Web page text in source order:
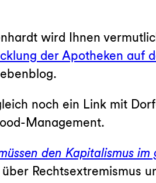
wird Ihnen
der Apotheken auf
noch ein Link mit
Management.
den Kapitalismus
Rechtsextremismus